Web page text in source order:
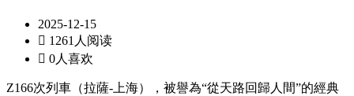
2025-12-15
 1261人阅读
 0人喜欢
Z166次列車（拉薩-上海），被譽為“從天路回歸人間”的經典